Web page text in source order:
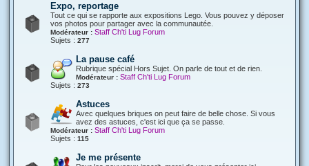
Expo, reportage
Tout ce qui se rapporte aux expositions Lego. Vous pouvez y déposer
vos photos pour partager avec la communautée.
Modérateur : Staff Ch'ti Lug Forum
Sujets : 277
La pause café
Rubrique spécial Hors Sujet. On parle de tout et de rien.
Modérateur : Staff Ch'ti Lug Forum
Sujets : 273
Astuces
Avec quelques briques on peut faire de belle chose. Si vous
avez des astuces, c'est ici que ça se passe.
Modérateur : Staff Ch'ti Lug Forum
Sujets : 115
Je me présente